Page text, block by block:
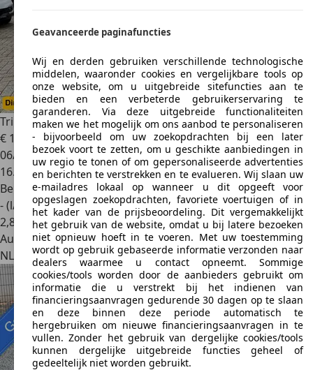
Triumph Spitfire1300 MK IV Soft Top 1979 (Gerestaureerd)
€ 11.950
06/1979
16.888 km
Benzine
- (l/100 km)
2,8
Autobedrijf
NL 5674 CBNuenen
Geavanceerde paginafuncties
Wij en derden gebruiken verschillende technologische
middelen, waaronder cookies en vergelijkbare tools op
onze website, om u uitgebreide sitefuncties aan te
bieden en een verbeterde gebruikerservaring te
garanderen. Via deze uitgebreide functionaliteiten
maken we het mogelijk om ons aanbod te personaliseren
- bijvoorbeeld om uw zoekopdrachten bij een later
bezoek voort te zetten, om u geschikte aanbiedingen in
uw regio te tonen of om gepersonaliseerde advertenties
en berichten te verstrekken en te evalueren. Wij slaan uw
e-mailadres lokaal op wanneer u dit opgeeft voor
opgeslagen zoekopdrachten, favoriete voertuigen of in
het kader van de prijsbeoordeling. Dit vergemakkelijkt
het gebruik van de website, omdat u bij latere bezoeken
niet opnieuw hoeft in te voeren. Met uw toestemming
wordt op gebruik gebaseerde informatie verzonden naar
dealers waarmee u contact opneemt. Sommige
cookies/tools worden door de aanbieders gebruikt om
informatie die u verstrekt bij het indienen van
financieringsaanvragen gedurende 30 dagen op te slaan
en deze binnen deze periode automatisch te
hergebruiken om nieuwe financieringsaanvragen in te
vullen. Zonder het gebruik van dergelijke cookies/tools
kunnen dergelijke uitgebreide functies geheel of
gedeeltelijk niet worden gebruikt.